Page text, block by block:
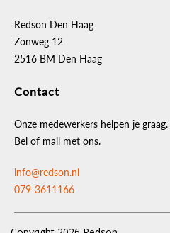
Redson Den Haag
Zonweg 12
2516 BM Den Haag
Contact
Onze medewerkers helpen je graag.
Bel of mail met ons.
info@redson.nl
079-3611166